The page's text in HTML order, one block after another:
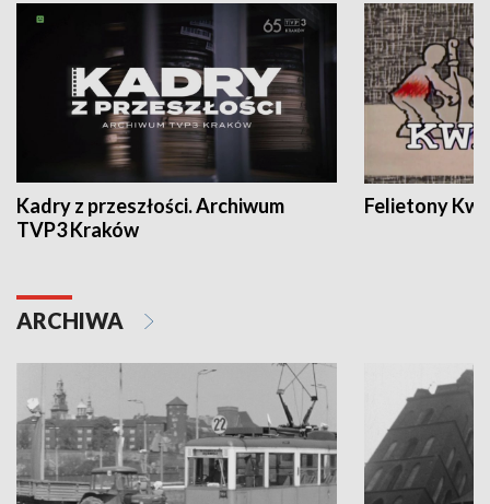
Kadry z przeszłości. Archiwum
TVP3 Kraków
Felietony
ARCHIWA